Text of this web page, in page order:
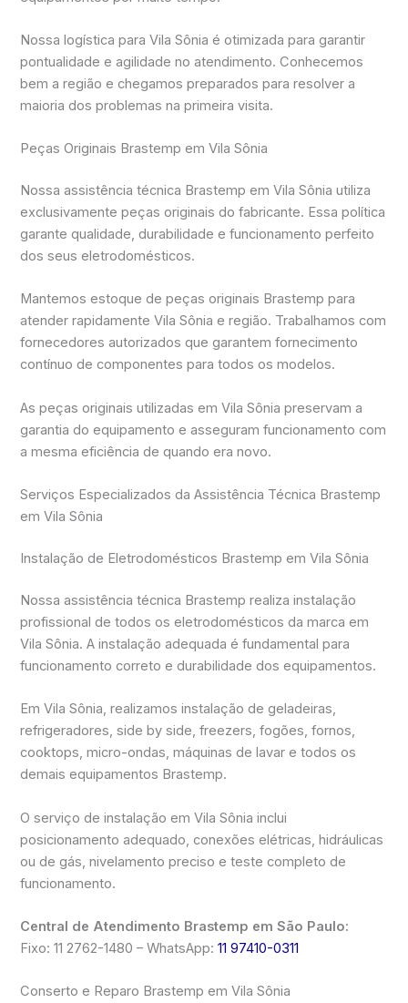
Nossa logística para Vila Sônia é otimizada para garantir
pontualidade e agilidade no atendimento. Conhecemos
bem a região e chegamos preparados para resolver a
maioria dos problemas na primeira visita.
Peças Originais Brastemp em Vila Sônia
Nossa assistência técnica Brastemp em Vila Sônia utiliza
exclusivamente peças originais do fabricante. Essa política
garante qualidade, durabilidade e funcionamento perfeito
dos seus eletrodomésticos.
Mantemos estoque de peças originais Brastemp para
atender rapidamente Vila Sônia e região. Trabalhamos com
fornecedores autorizados que garantem fornecimento
contínuo de componentes para todos os modelos.
As peças originais utilizadas em Vila Sônia preservam a
garantia do equipamento e asseguram funcionamento com
a mesma eficiência de quando era novo.
Serviços Especializados da Assistência Técnica Brastemp
em Vila Sônia
Instalação de Eletrodomésticos Brastemp em Vila Sônia
Nossa assistência técnica Brastemp realiza instalação
profissional de todos os eletrodomésticos da marca em
Vila Sônia. A instalação adequada é fundamental para
funcionamento correto e durabilidade dos equipamentos.
Em Vila Sônia, realizamos instalação de geladeiras,
refrigeradores, side by side, freezers, fogões, fornos,
cooktops, micro-ondas, máquinas de lavar e todos os
demais equipamentos Brastemp.
O serviço de instalação em Vila Sônia inclui
posicionamento adequado, conexões elétricas, hidráulicas
ou de gás, nivelamento preciso e teste completo de
funcionamento.
Central de Atendimento Brastemp em São Paulo:
Fixo: 11 2762-1480 – WhatsApp:11 97410-0311
Conserto e Reparo Brastemp em Vila Sônia